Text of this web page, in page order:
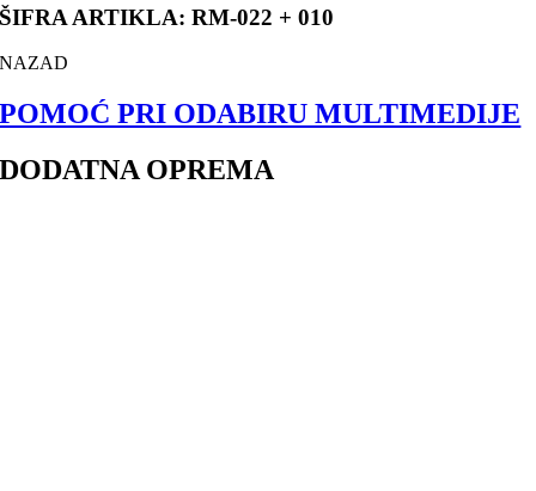
ŠIFRA ARTIKLA: RM-022 + 010
NAZAD
POMOĆ PRI ODABIRU MULTIMEDIJE
DODATNA OPREMA